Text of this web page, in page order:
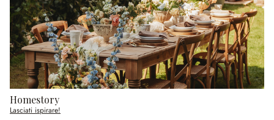
Homestory
Lasciati ispirare!